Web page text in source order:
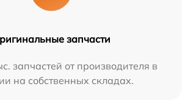
запчасти
запчастей от производителя в
на собственных складах.